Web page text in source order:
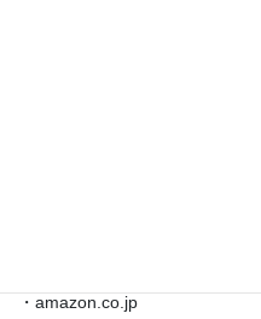
・amazon.co.jp